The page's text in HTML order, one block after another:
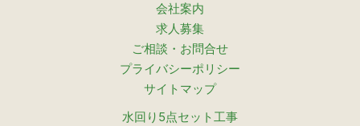
会社案内
求人募集
ご相談・お問合せ
プライバシーポリシー
サイトマップ
水回り5点セット工事